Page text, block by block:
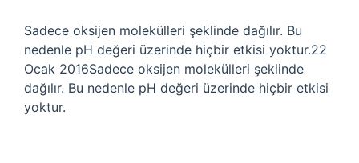
Sadece oksijen molekülleri şeklinde dağılır. Bu
nedenle pH değeri üzerinde hiçbir etkisi yoktur.22
Ocak 2016Sadece oksijen molekülleri şeklinde
dağılır. Bu nedenle pH değeri üzerinde hiçbir etkisi
yoktur.